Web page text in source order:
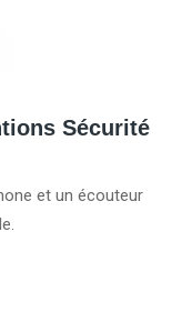
Sécurité
et un écouteur